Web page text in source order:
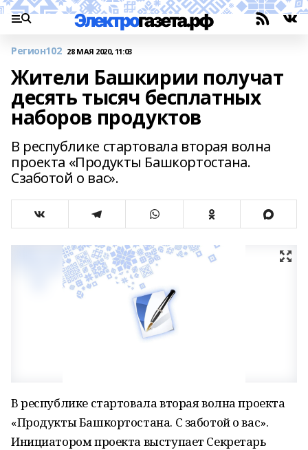
Регион102 28 МАЯ 2020, 11:03
Жители Башкирии получат
десять тысяч бесплатных
наборов продуктов
В республике стартовала вторая волна
проекта «Продукты Башкортостана.
Сзаботой о вас».
В республике стартовала вторая волна проекта
«Продукты Башкортостана. С заботой о вас».
Инициатором проекта выступает Секретарь